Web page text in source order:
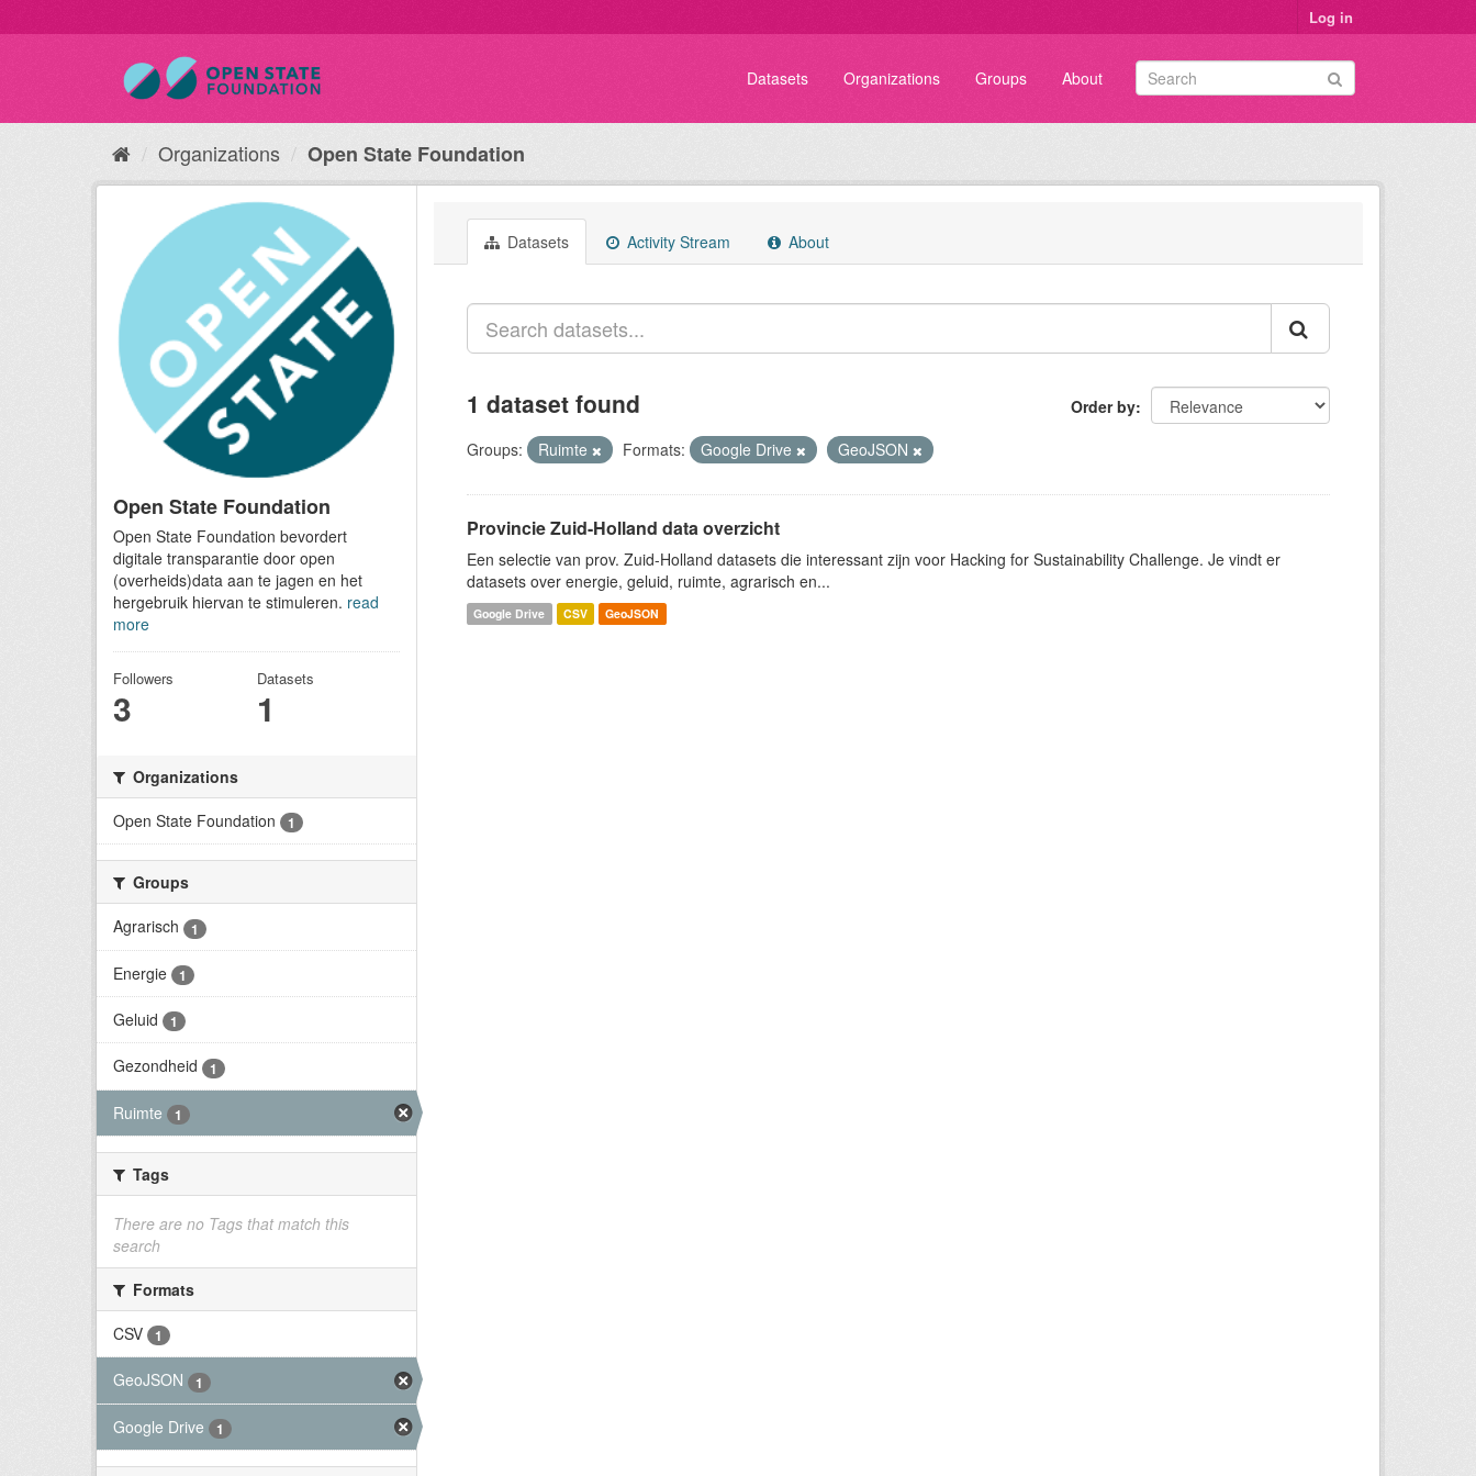
Log in
Datasets Organizations Groups About
Organizations Open State Foundation
Open State Foundation
Open State Foundation bevordert
digitale transparantie door open
(overheids)data aan te jagen en het
hergebruik hiervan te stimuleren. read
more
Followers
3
Datasets
1
Organizations
Open State Foundation
1
Groups
Agrarisch
1
Energie 1
Geluid 1
Gezondheid 1
Ruimte 1
Tags
There are no Tags that match this
search
Formats
CSV
1
GeoJSON 1
Google Drive 1
Datasets Activity Stream About
Order by
1 dataset found
Groups: Ruimte Formats: Google Drive GeoJSON
Provincie Zuid-Holland data overzicht
Een selectie van prov. Zuid-Holland datasets die interessant zijn voor Hacking for Sustainability Challenge. Je vindt er
datasets over energie, geluid, ruimte, agrarisch en...
Google Drive CSV GeoJSON